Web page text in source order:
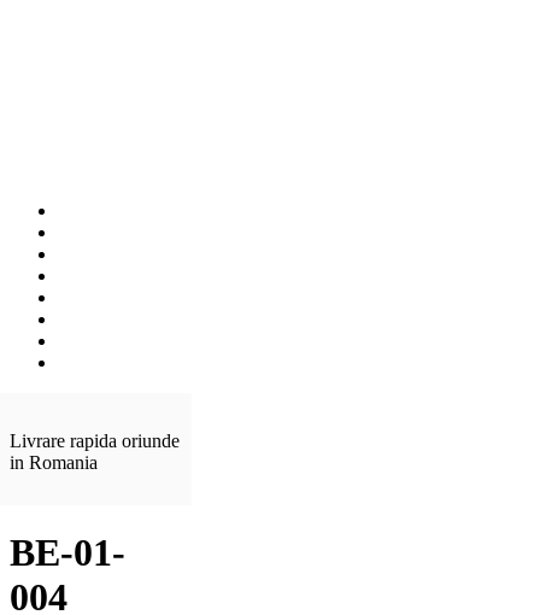
Livrare rapida oriunde
in Romania
BE-01-
004